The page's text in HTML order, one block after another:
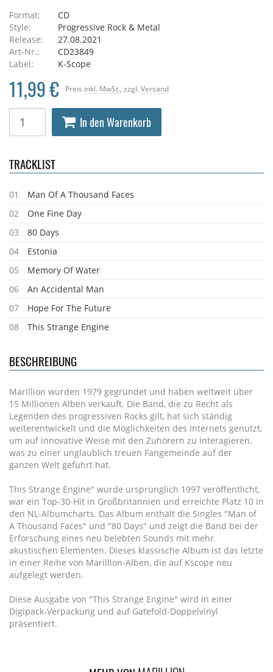
Format:
CD
Style:
Progressive Rock & Metal
Release:
27.08.2021
Art-Nr.:
CD23849
Label:
K-Scope
Preis inkl. MwSt. , zzgl. Versand
11,99 €
In den Warenkorb
TRACKLIST
01
Man Of A Thousand Faces
02
One Fine Day
03
80 Days
04
Estonia
05
Memory Of Water
06
An Accidental Man
07
Hope For The Future
08
This Strange Engine
BESCHREIBUNG
Marillion wurden 1979 gegründet und haben weltweit über
15 Millionen Alben verkauft. Die Band, die zu Recht als
Legenden des progressiven Rocks gilt, hat sich ständig
weiterentwickelt und die Möglichkeiten des Internets genutzt,
um auf innovative Weise mit den Zuhörern zu interagieren,
was zu einer unglaublich treuen Fangemeinde auf der
ganzen Welt geführt hat.
This Strange Engine" wurde ursprünglich 1997 veröffentlicht,
war ein Top-30-Hit in Großbritannien und erreichte Platz 10 in
den NL-Albumcharts. Das Album enthält die Singles "Man of
A Thousand Faces" und "80 Days" und zeigt die Band bei der
Erforschung eines neu belebten Sounds mit mehr
akustischen Elementen. Dieses klassische Album ist das letzte
in einer Reihe von Marillion-Alben, die auf Kscope neu
aufgelegt werden.
Diese Ausgabe von "This Strange Engine" wird in einer
Digipack-Verpackung und auf Gatefold-Doppelvinyl
präsentiert.